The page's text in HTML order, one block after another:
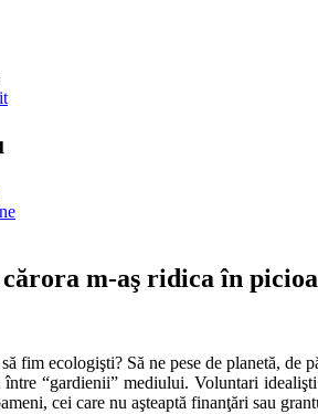
m-aş ridica în
fim ecologişti? Să ne pese de planetă,
între “gardienii” mediului. Voluntari
cei care nu aşteaptă finanţări sau